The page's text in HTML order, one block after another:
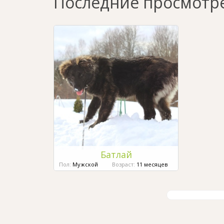
Батлай
Пол: Мужской Возраст: 11 месяцев